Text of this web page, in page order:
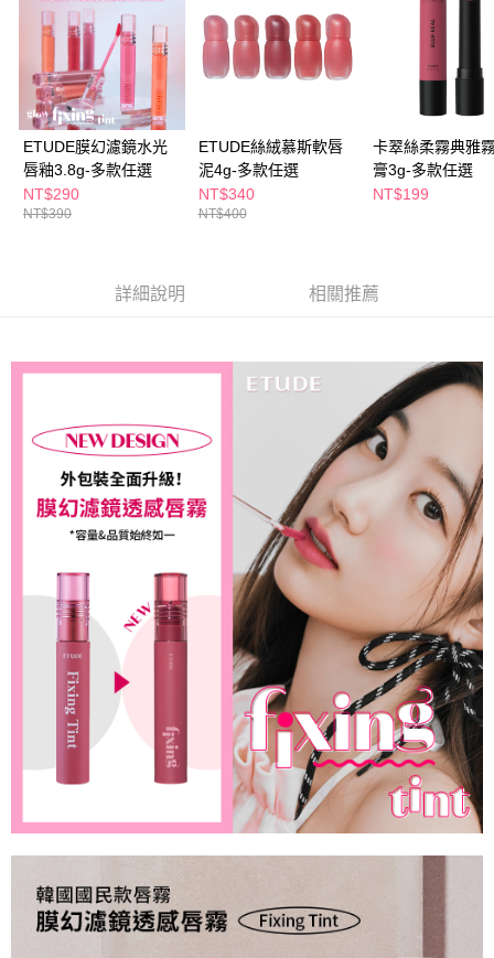
３．收到繳費通知簡訊後14天內，點擊此簡訊中的連結，可透過四大超商／
ATM／網路銀行／等多元方式進行付款，方視為交易完成。
※ 請注意：結帳手續完成當下不需立刻繳費，但若您需要取消訂單，請聯絡
購買商品的店家。未經商家同意取消之訂單仍視為有效，需透過AFTEE先享
後付繳納相關費用。
※ 交易是否成功請以「AFTEE先享後付 」之結帳頁面顯示為準，若有關於
是否繳費成功／繳費後需取消欲退款等相關疑問，請聯繫「AFTEE先享後付
客戶支援中心」https://netprotections.freshdesk.com/support/home
【注意事項】
１．透過由恩沛科技股份有限公司提供之「AFTEE先享後付」服務完成之交
https://aftee.tw/terms/#terms3
４．使用「AFTEE先享後付」時，將依據個別帳號之用戶狀況，依本公司即
時審查核予不同之上限額度；若仍有額度不足之情形，本公司將視審查結果
５．嚴禁一人註冊多個帳號或使用他人資訊註冊。若發現惡意使用之情形，
恩沛科技股份有限公司將有權停止該用戶之使用額度並採取法律行動。
每筆NT$65，滿NT$390(含以上)免運費
萊爾富取貨付款
每筆NT$65，滿NT$490(含以上)免運費
付款後萊爾富取貨
每筆NT$65，滿NT$490(含以上)免運費
7-11取貨付款
每筆NT$65，滿NT$490(含以上)免運費
每筆NT$65，滿NT$490(含以上)免運費
每筆NT$100，滿NT$790(含以上)免運費
每筆NT$80，滿NT$290(含以上)免運費
ETUDE膜幻濾鏡水光
唇釉3.8g-多款任選
NT$290
NT$390
ETUDE絲絨慕斯軟唇
泥4g-多款任選
NT$340
NT$400
卡翠絲柔霧典雅
膏3g-多款任選
NT$199
詳細說明 相關推薦